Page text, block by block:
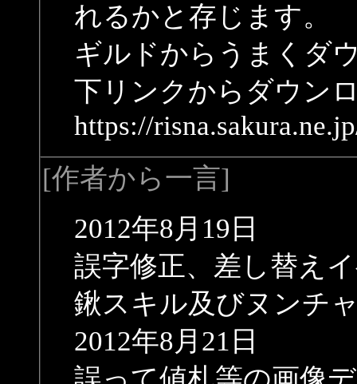
れるかと存じます。
ギルドからうまくダ
下リンクからダウン
https://
[作者から一言]
2012年8月19日
誤字修正、差し替え
鍬スキル及びヌンチ
2012年8月21日